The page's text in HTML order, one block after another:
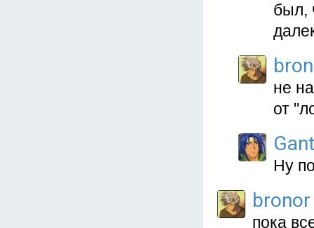
был,
не
от
Ну
bronor
пока